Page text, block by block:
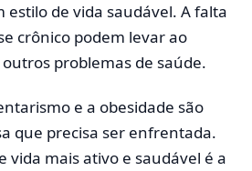
de vida saudável. A falta
crônico podem levar ao
problemas de saúde.
e a obesidade são
que precisa ser enfrentada.
vida mais ativo e saudável é a